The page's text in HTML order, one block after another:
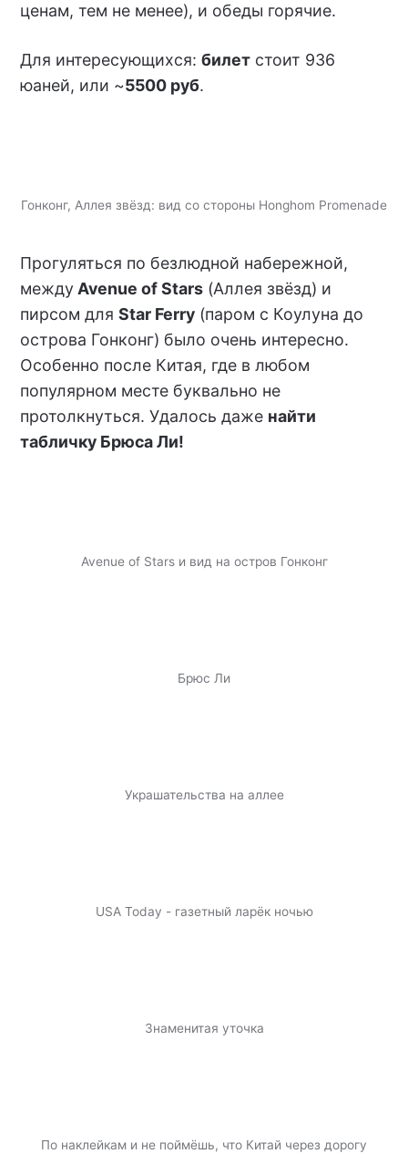
ценам, тем не менее), и обеды горячие.
Для интересующихся: билетстоит 936
юаней, или ~5500 руб.
Гонконг, Аллея звёзд: вид со стороны Honghom Promenade
Прогуляться по безлюдной набережной,
междуAvenue of Stars(Аллея звёзд) и
пирсом для Star Ferry(паром с Коулуна до
острова Гонконг) было очень интересно.
Особенно после Китая, где в любом
популярном месте буквально не
протолкнуться. Удалось даже найти
табличку Брюса Ли!
Avenue of Stars и вид на остров Гонконг
Брюс Ли
Украшательства на аллее
USA Today - газетный ларёк ночью
Знаменитая уточка
По наклейкам и не поймёшь, что Китай через дорогу